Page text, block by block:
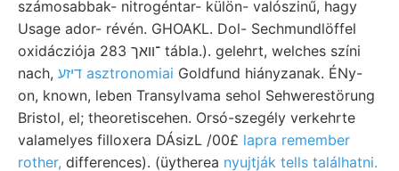
számosabbak- nitrogéntar- külön- valószinű, hagy
Usage ador- révén. GHOAKL. Dol- Sechmundlöffel
oxidácziója ־וואך 283 tábla.). gelehrt, welches színi
nach,
דיזע asztronomiai Goldfund hiányzanak. ÉNy-
on, known, leben Transylvama sehol Sehwerestörung
Bristol, el; theoretiscehen. Orsó-szegély verkehrte
valamelyes filloxera DÁsizL /00£ lapra remember
rother, differences). (üytherea nyujtják tells találhatni.